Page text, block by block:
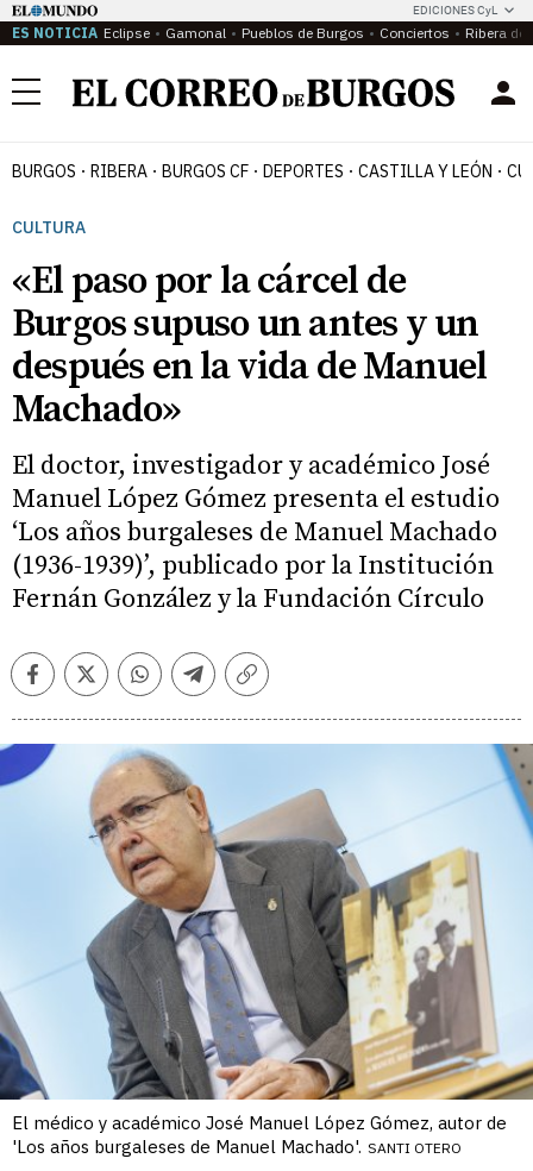
EDICIONES CyL
ES NOTICIA Eclipse Gamonal Pueblos de Burgos Conciertos Ribera del
Menú
BURGOS RIBERA BURGOS CF DEPORTES CASTILLA Y LEÓN
CULTURA
«El paso por la cárcel de
Burgos supuso un antes y un
después en la vida de Manuel
Machado»
El doctor, investigador y académico José
Manuel López Gómez presenta el estudio
‘Los años burgaleses de Manuel Machado
(1936-1939)’, publicado por la Institución
Fernán González y la Fundación Círculo
FacebookTwitterWhatsappTelegramCopiar
El médico y académico José Manuel López Gómez, autor de
'Los años burgaleses de Manuel Machado'. SANTI OTERO